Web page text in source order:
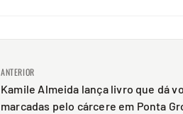
ANTERIOR
Kamile Almeida lança livro que dá
marcadas pelo cárcere em Ponta